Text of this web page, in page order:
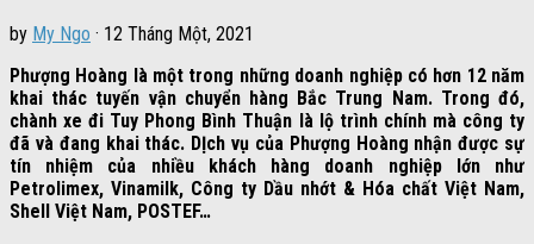
by My Ngo · 12 Tháng Một, 2021
Phượng Hoàng là một trong những doanh nghiệp có hơn 12 năm
khai thác tuyến vận chuyển hàng Bắc Trung Nam. Trong đó,
chành xe đi Tuy Phong Bình Thuận là lộ trình chính mà công ty
đã và đang khai thác. DỊch vụ của Phượng Hoàng nhận được sự
tín nhiệm của nhiều khách hàng doanh nghiệp lớn như
Petrolimex, Vinamilk, Công ty Dầu nhớt & Hóa chất Việt Nam,
Shell Việt Nam, POSTEF…